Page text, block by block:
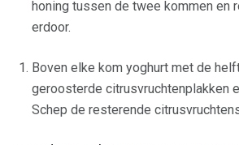
honing tussen de twee kommen en
erdoor.
Boven elke kom yoghurt met de
geroosterde citrusvruchtenplakken
Schep de resterende